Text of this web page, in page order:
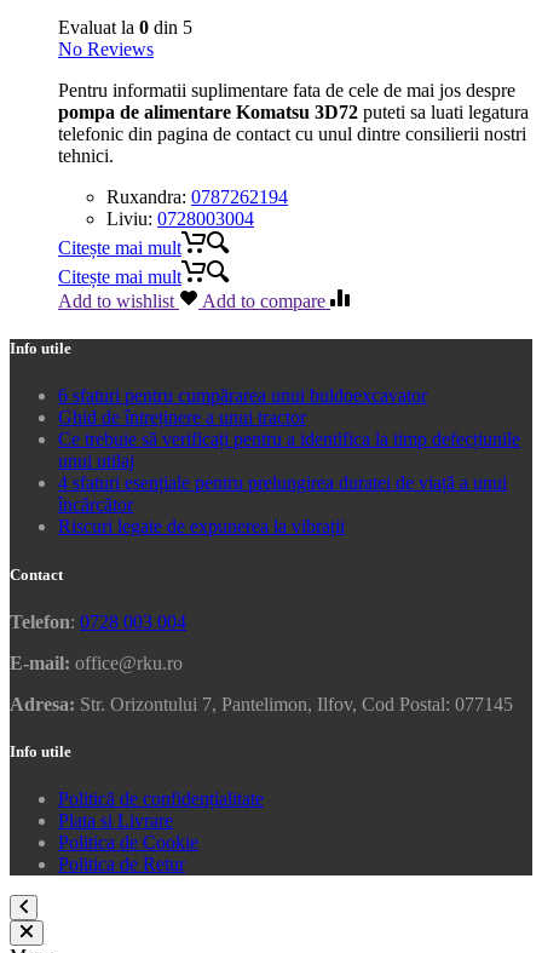
Evaluat la 0 din 5
No Reviews
Pentru informatii suplimentare fata de cele de mai jos despre
pompa de alimentare Komatsu 3D72 puteti sa luati legatura
telefonic din pagina de contact cu unul dintre consilierii nostri
tehnici.
Ruxandra: 0787262194
Liviu: 0728003004
Citește mai mult
Citește mai mult
Add to wishlist
Add to compare
Info utile
6 sfaturi pentru cumpărarea unui buldoexcavator
Ghid de întreținere a unui tractor
Ce trebuie să verificați pentru a identifica la timp defecțiunile
unui utilaj
4 sfaturi esențiale pentru prelungirea duratei de viață a unui
încărcător
Riscuri legate de expunerea la vibrații
Contact
Telefon: 0728 003 004
E-mail: office@rku.ro
Adresa: Str. Orizontului 7, Pantelimon, Ilfov, Cod Postal: 077145
Info utile
Politică de confidențialitate
Plata si Livrare
Politica de Cookie
Politica de Retur